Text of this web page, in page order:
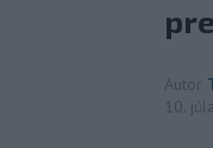
Autor
10.